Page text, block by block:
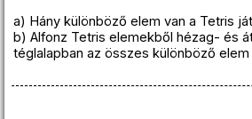
a) Hány különböző elem van a Tetris
b) Alfonz Tetris elemekből hézag- és
téglalapban az összes különböző